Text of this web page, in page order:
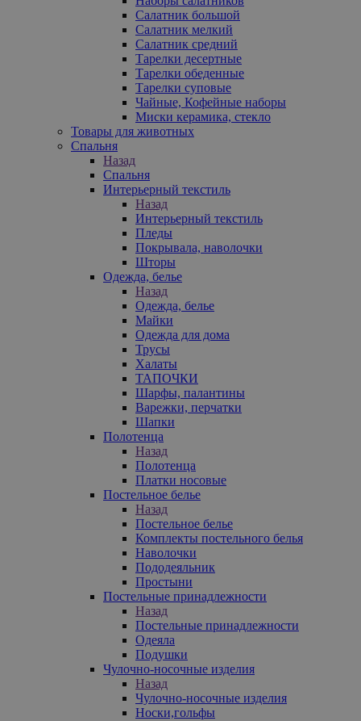
Салатник большой
Салатник мелкий
Салатник средний
Тарелки десертные
Тарелки обеденные
Тарелки суповые
Чайные, Кофейные наборы
Миски керамика, стекло
Товары для животных
Спальня
Назад
Спальня
Интерьерный текстиль
Назад
Интерьерный текстиль
Пледы
Покрывала, наволочки
Шторы
Одежда, белье
Назад
Одежда, белье
Майки
Одежда для дома
Трусы
Халаты
ТАПОЧКИ
Шарфы, палантины
Варежки, перчатки
Шапки
Полотенца
Назад
Полотенца
Платки носовые
Постельное белье
Назад
Постельное белье
Комплекты постельного белья
Наволочки
Пододеяльник
Простыни
Постельные принадлежности
Назад
Постельные принадлежности
Одеяла
Подушки
Чулочно-носочные изделия
Назад
Чулочно-носочные изделия
Носки,гольфы